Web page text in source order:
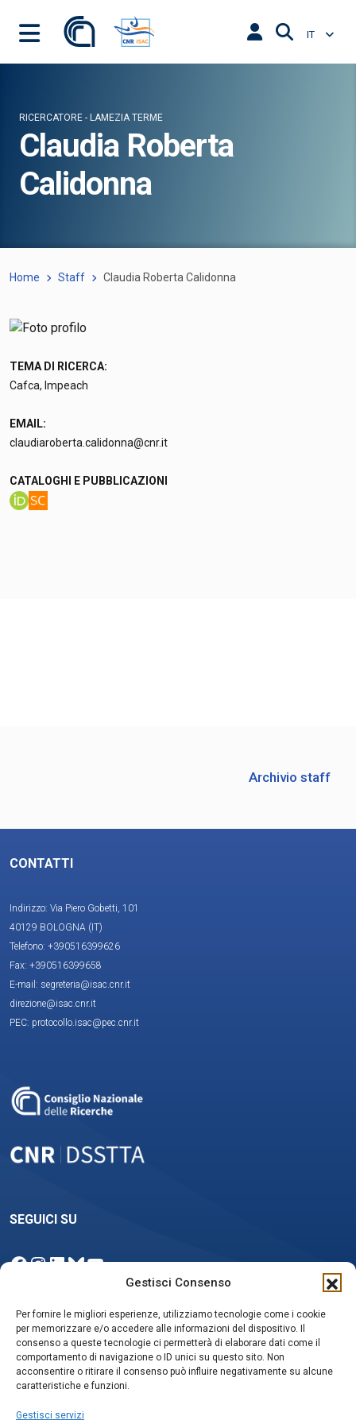
Gestisci Consenso
Per fornire le migliori esperienze, utilizziamo tecnologie come i cookie
per memorizzare e/o accedere alle informazioni del dispositivo. Il
consenso a queste tecnologie ci permetterà di elaborare dati come il
comportamento di navigazione o ID unici su questo sito. Non
acconsentire o ritirare il consenso può influire negativamente su alcune
caratteristiche e funzioni.
Gestisci servizi
IT
RICERCATORE - LAMEZIA TERME
Claudia Roberta
Calidonna
Home Staff Claudia Roberta Calidonna
TEMA DI RICERCA:
Cafca, Impeach
EMAIL:
claudiaroberta.calidonna@cnr.it
CATALOGHI E PUBBLICAZIONI
Archivio staff
CONTATTI
Indirizzo: Via Piero Gobetti, 101
40129 BOLOGNA (IT)
Telefono: +390516399626
Fax: +390516399658
E-mail: segreteria@isac.cnr.it
direzione@isac.cnr.it
PEC: protocollo.isac@pec.cnr.it
SEGUICI SU
Facebook
Instagram
LinkedIn
Bluesky
YouTube
NEWSLETTER